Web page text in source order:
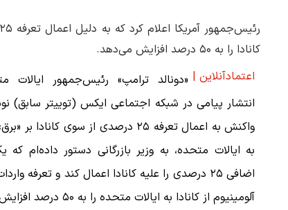
کانادا را به ۵۰ درصد افزایش می‌دهد.
اعتمادآنلاین | «دونالد ترامپ» رئیس‌جمهور ایالات
انتشار پیامی در شبکه اجتماعی ایکس (توییتر سابق)
واکنش به اعمال تعرفه ۲۵ درصدی از سوی کانادا
به ایالات متحده، به وزیر بازرگانی دستور داده‌ام که
اضافی ۲۵ درصدی را علیه کانادا اعمال کند و تعرفه
آلومینیوم از کانادا به ایالات متحده را به ۵۰ درصد افزایش دهد.»